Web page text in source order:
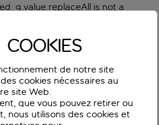
g.value.replaceAll is not a
COOKIES
de notre site
cookies nécessaires au
site Web.
que vous pouvez retirer ou
nous utilisons des cookies et